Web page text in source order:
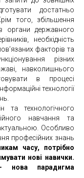
достатньо
того, збільшення
органи державного
необхідність
факторів та
різних
навколишнього
в процесі
технології
технологічного
навчання та
Особливо
професійних знань
часу, потрібно
нові навички.
нова парадигма